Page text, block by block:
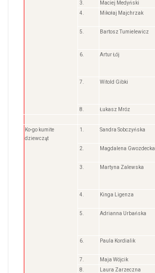
3.
Maciej Medyński
4.
Mikołaj Majchrzak
5.
Bartosz Tumielewicz
6. Artur Łój
7.
Witold Gibki
8.
Łukasz Mróz
Ko-go kumite
dziewcząt
1. Sandra Sobczyńska
2.
Magdalena Gwozdecka
3.
Martyna Zalewska
4.
Kinga Ligenza
5.
Adrianna Urbańska
6.
Paula Kordialik
7.
Maja Wójcik
8.
Laura Zarzeczna